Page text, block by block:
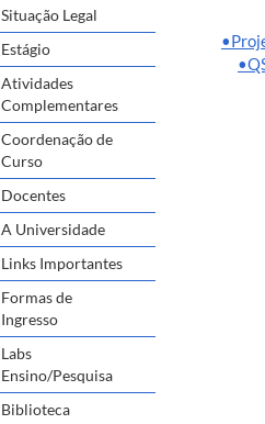
Situação Legal
Estágio
Atividades
Complementares
Coordenação de
Curso
Docentes
A Universidade
Links Importantes
Formas de
Ingresso
Labs
Ensino/Pesquisa
Biblioteca